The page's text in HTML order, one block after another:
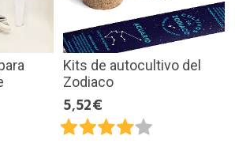
Kits de autocultivo del
Zodiaco
5,52€